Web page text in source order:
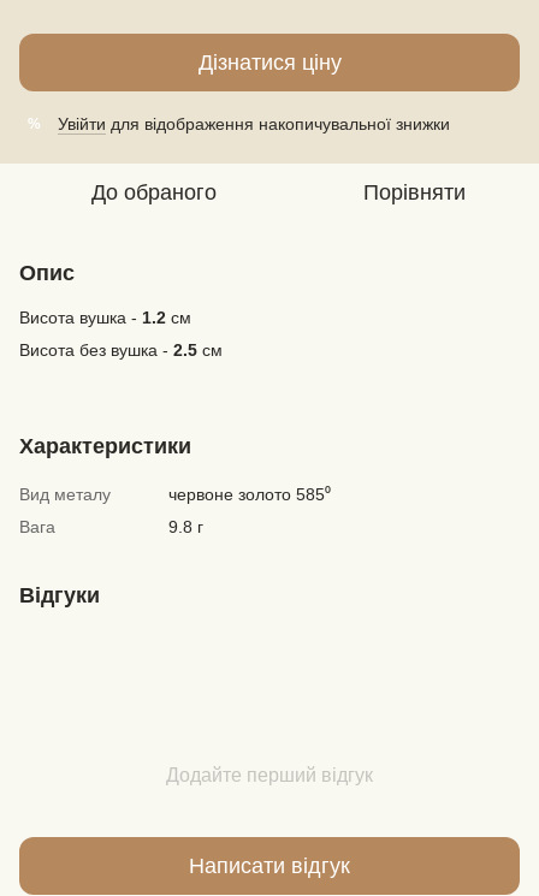
Дізнатися ціну
% Увійти для відображення накопичувальної знижки
До обраного Порівняти
Опис
Висота вушка - 1.2 см
Висота без вушка - 2.5 см
Характеристики
Вид металу
червоне золото 585⁰
Вага
9.8 г
Відгуки
Додайте перший відгук
Написати відгук